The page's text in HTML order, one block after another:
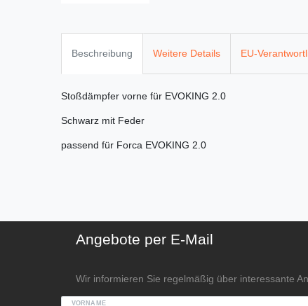
Beschreibung Weitere Details EU-
Stoßdämpfer vorne für EVOKING 2.0
Schwarz mit Feder
passend für Forca EVOKING 2.0
Angebote per E-Mail
Wir informieren Sie regelmäßig über interessante
VORNAME